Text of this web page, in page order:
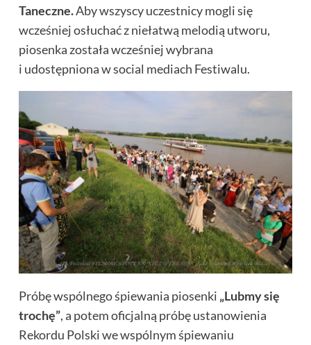
Taneczne.Aby wszyscy uczestnicy mogli się
wcześniej osłuchać z niełatwą melodią utworu,
piosenka została wcześniej wybrana
i udostępniona w social mediach Festiwalu.
Próbę wspólnego śpiewania piosenki „Lubmy się
trochę”, a potem oficjalną próbę ustanowienia
Rekordu Polski we wspólnym śpiewaniu